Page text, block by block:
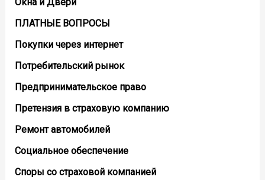
Окна и Двери
ПЛАТНЫЕ ВОПРОСЫ
Покупки через интернет
Потребительский рынок
Предпринимательское право
Претензия в страховую компанию
Ремонт автомобилей
Социальное обеспечение
Споры со страховой компанией